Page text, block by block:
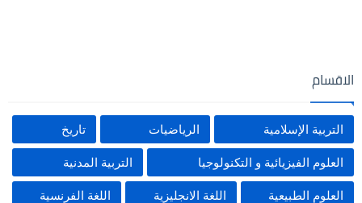
الاقسام
التربية الإسلامية الرياضيات تاريخ
العلوم الفيزيائية و التكنولوجيا التربية المدنية
العلوم الطبيعية اللغة الانجليزية اللغة الفرنسية